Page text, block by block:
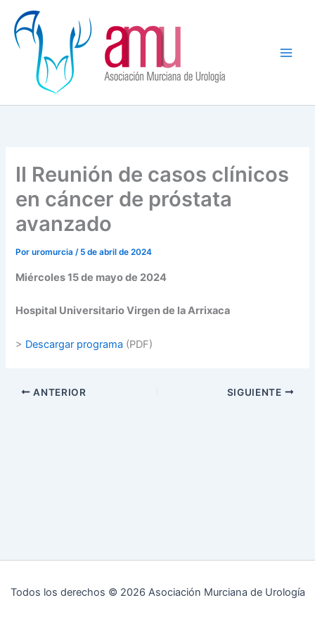
contenido
II Reunión de casos clínicos
en cáncer de próstata
avanzado
Poruromurcia/ 5 de abril de 2024
Miércoles 15 de mayo de 2024
Hospital Universitario Virgen de la Arrixaca
> Descargar programa (PDF)
ANTERIOR SIGUIENTE
Todos los derechos © 2026 Asociación Murciana de Urología